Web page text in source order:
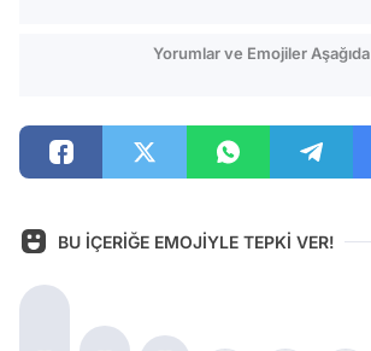
Yorumlar ve Emojiler Aşağıda
BU İÇERİĞE EMOJİYLE TEPKİ VER!